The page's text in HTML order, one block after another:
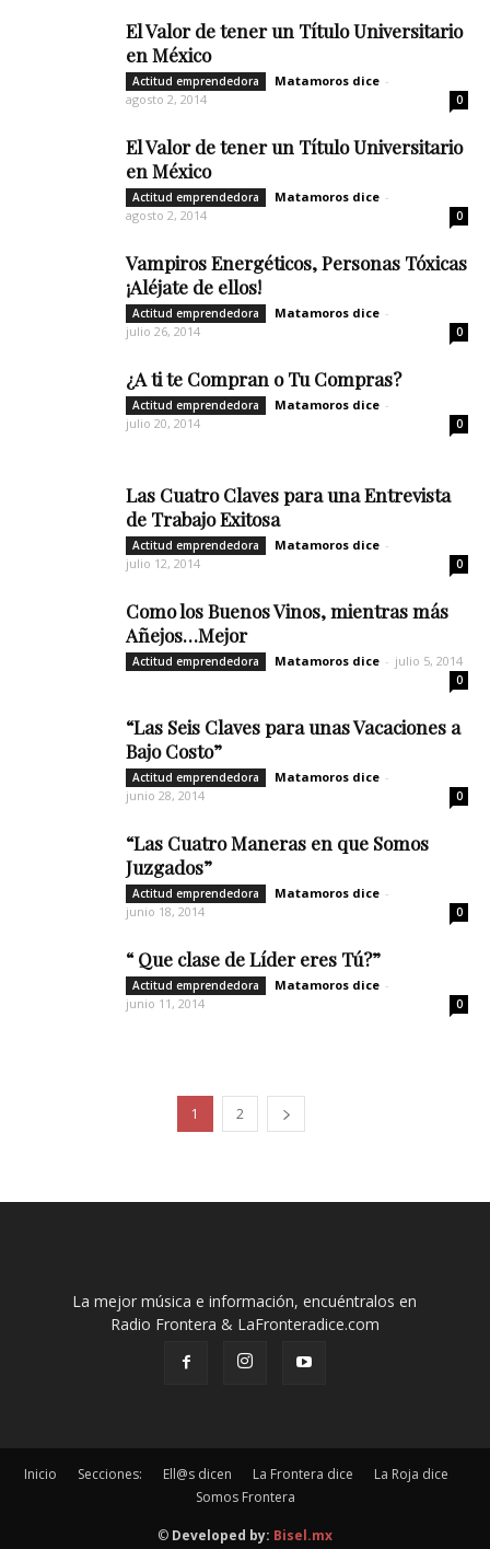
El Valor de tener un Título Universitario
en México
Actitud emprendedora Matamoros dice -
agosto 2, 2014
0
El Valor de tener un Título Universitario
en México
Actitud emprendedora Matamoros dice -
agosto 2, 2014
0
Vampiros Energéticos, Personas Tóxicas
¡Aléjate de ellos!
Actitud emprendedora Matamoros dice -
julio 26, 2014
0
¿A ti te Compran o Tu Compras?
Actitud emprendedora Matamoros dice -
julio 20, 2014
0
Las Cuatro Claves para una Entrevista
de Trabajo Exitosa
Actitud emprendedora Matamoros dice -
julio 12, 2014
0
Como los Buenos Vinos, mientras más
Añejos…Mejor
Actitud emprendedora Matamoros dice - julio 5, 2014
0
“Las Seis Claves para unas Vacaciones a
Bajo Costo”
Actitud emprendedora Matamoros dice -
junio 28, 2014
0
“Las Cuatro Maneras en que Somos
Juzgados”
Actitud emprendedora Matamoros dice -
junio 18, 2014
0
“ Que clase de Líder eres Tú?”
Actitud emprendedora Matamoros dice -
junio 11, 2014
0
1 2
La mejor música e información, encuéntralos en
Radio Frontera & LaFronteradice.com
Inicio Secciones: Ell@s dicen La Frontera dice
La Roja dice
Somos Frontera
© Developed by: Bisel.mx